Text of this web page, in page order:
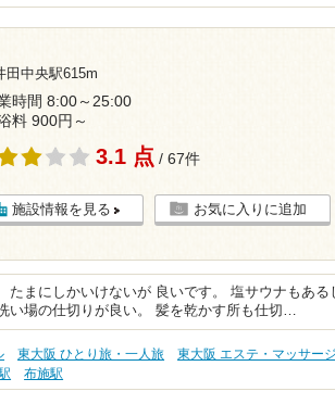
田中央駅615m
時間 8:00～25:00
料 900円～
3.1 点 / 67件
施設情報を見る お気に入りに追加
たまにしかいけないが 良いです。 塩サウナもある
い場の仕切りが良い。 髪を乾かす所も仕切…
東大阪 ひとり旅・一人旅
東大阪 エステ・マッサージ
布施駅